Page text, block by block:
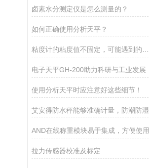
卤素水分测定仪是怎么测量的？
如何正确使用分析天平？
电子天平GH-200助力科研与工业发展
使用分析天平时应注意好这些细节！
艾安得防水秤能够准确计量，防潮防湿
AND在线称重模块易于集成，方便使用
拉力传感器校准及标定